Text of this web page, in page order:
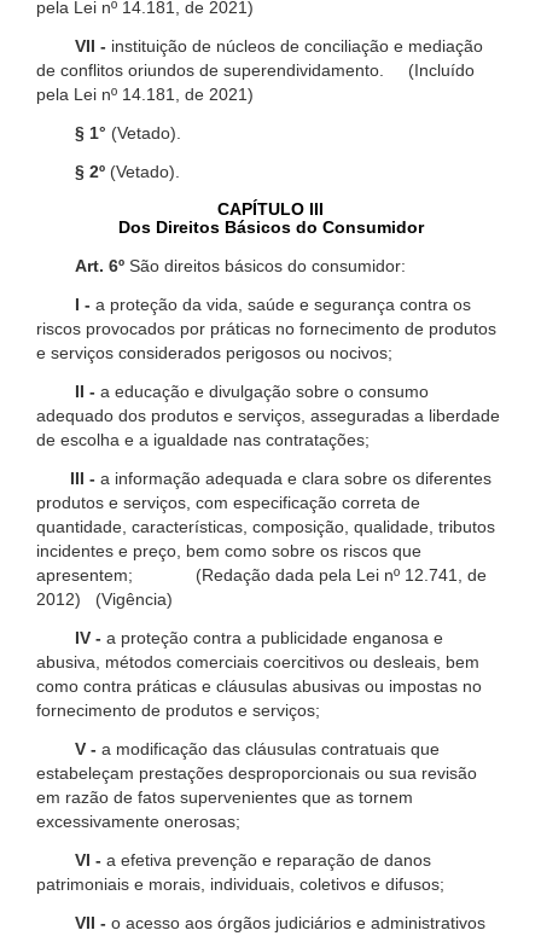
pela Lei nº 14.181, de 2021)
VII - instituição de núcleos de conciliação e mediação
de conflitos oriundos de superendividamento. (Incluído
pela Lei nº 14.181, de 2021)
§ 1° (Vetado).
§ 2º (Vetado).
CAPÍTULO III
Dos Direitos Básicos do Consumidor
Art. 6º São direitos básicos do consumidor:
I - a proteção da vida, saúde e segurança contra os
riscos provocados por práticas no fornecimento de produtos
e serviços considerados perigosos ou nocivos;
II - a educação e divulgação sobre o consumo
adequado dos produtos e serviços, asseguradas a liberdade
de escolha e a igualdade nas contratações;
III - a informação adequada e clara sobre os diferentes
produtos e serviços, com especificação correta de
quantidade, características, composição, qualidade, tributos
incidentes e preço, bem como sobre os riscos que
apresentem; (Redação dada pela Lei nº 12.741, de
2012) (Vigência)
IV - a proteção contra a publicidade enganosa e
abusiva, métodos comerciais coercitivos ou desleais, bem
como contra práticas e cláusulas abusivas ou impostas no
fornecimento de produtos e serviços;
V - a modificação das cláusulas contratuais que
estabeleçam prestações desproporcionais ou sua revisão
em razão de fatos supervenientes que as tornem
excessivamente onerosas;
VI - a efetiva prevenção e reparação de danos
patrimoniais e morais, individuais, coletivos e difusos;
VII - o acesso aos órgãos judiciários e administrativos